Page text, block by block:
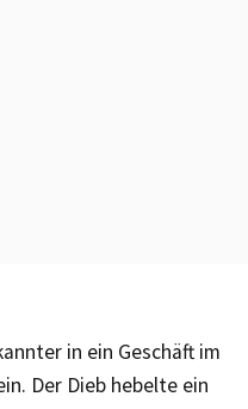
in ein Geschäft im
Der Dieb hebelte ein